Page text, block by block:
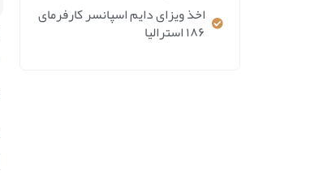
اخذ ویزای دایم اسپانسر کارفرمای
۱۸۶ استرالیا